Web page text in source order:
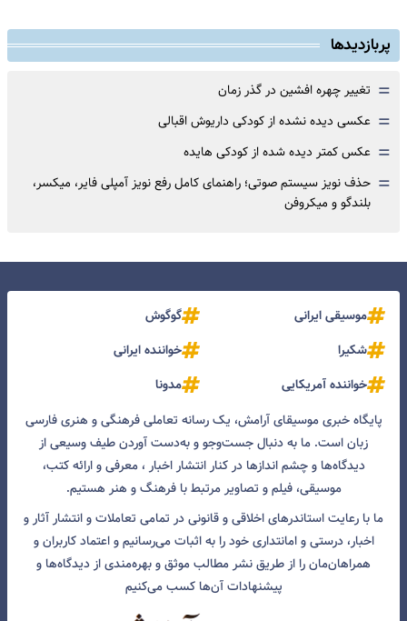
پربازدیدها
= تغییر چهره افشین در گذر زمان
= عکسی دیده نشده از کودکی داریوش اقبالی
= عکس کمتر دیده شده از کودکی هایده
= حذف نویز سیستم صوتی؛ راهنمای کامل رفع نویز آمپلی فایر، میکسر،
بلندگو و میکروفن
موسیقی ایرانی
گوگوش
شکیرا
خواننده ایرانی
خواننده آمریکایی
مدونا
پایگاه خبری موسیقای آرامش، یک رسانه تعاملی فرهنگی و هنری فارسی
زبان است. ما به دنبال جست‌و‌جو و به‌دست آوردن طیف وسیعی از
دیدگاه‌ها و چشم انداز‌ها در کنار انتشار اخبار ، معرفی و ارائه کتب،
موسیقی، فیلم و تصاویر مرتبط با فرهنگ و هنر هستیم.
ما با رعایت استاندرهای اخلاقی و قانونی در تمامی تعاملات و انتشار آثار و
اخبار، درستی و امانتداری خود را به اثبات می‌رسانیم و اعتماد کاربران و
همراهان‌مان را از طریق نشر مطالب موثق و بهره‌مندی از دیدگاه‌ها و
پیشنهادات آن‌ها کسب می‌کنیم